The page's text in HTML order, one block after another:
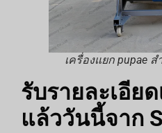
เครื่องแยก pupae
รับรายละเอีย
แล้ววันนี้จาก